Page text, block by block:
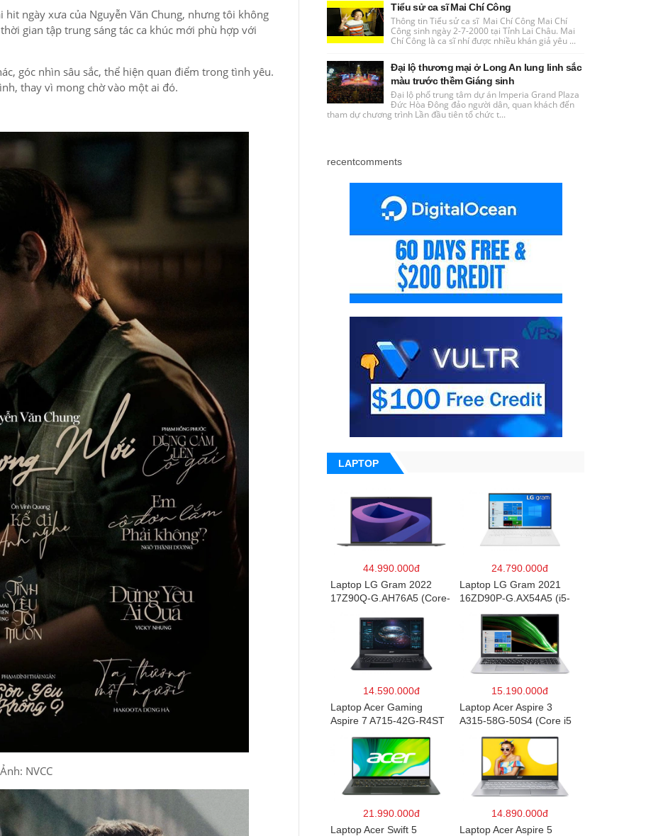
ngày xưa của Nguyễn Văn Chung, nhưng tôi không
gian tập trung sáng tác ca khúc mới phù hợp với
góc nhìn sâu sắc, thể hiện quan điểm trong tình yêu.
thay vì mong chờ vào một ai đó.
NVCC
Tiểu sử ca sĩ Mai Chí Công
Thông tin Tiểu sử ca sĩ Mai Chí Công Mai Chí
Công sinh ngày 2-7-2000 tại Tỉnh Lai Châu. Mai
Chí Công là ca sĩ nhí được nhiều khán giả yêu ...
Đại lộ thương mại ở Long An lung linh sắc
màu trước thềm Giáng sinh
Đại lộ phố trung tâm dự án Imperia Grand Plaza
Đức Hòa Đông đảo người dân, quan khách đến
tham dự chương trình Lần đầu tiên tổ chức t...
recentcomments
LAPTOP
44.990.000đ
Laptop LG Gram 2022
17Z90Q-G.AH76A5 (Core-
WQXGA/Win 11/Xám)
24.790.000đ
Laptop LG Gram 2021
16ZD90P-G.AX54A5 (i5-
1135G7/8GB RAM/512GB
SSD/16″WQXGA/Dos/Trắn
14.590.000đ
Laptop Acer Gaming
Aspire 7 A715-42G-R4ST
5500U/8GB RAM/256GB
SSD/15.6″FHD
IPS/GTX1650 4GB/Win10)
– Hàng chính hãng
15.190.000đ
Laptop Acer Aspire 3
A315-58G-50S4 (Core i5
1135G7/8GB
RAM/512GB/15.6″FHD/MX
350 2GB/Win 10/Bạc)
21.990.000đ
Laptop Acer Swift 5
14.890.000đ
Laptop Acer Aspire 5